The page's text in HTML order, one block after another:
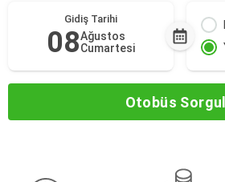
Gidiş Tarihi
08Ağustos
Cumartesi
Otobüs